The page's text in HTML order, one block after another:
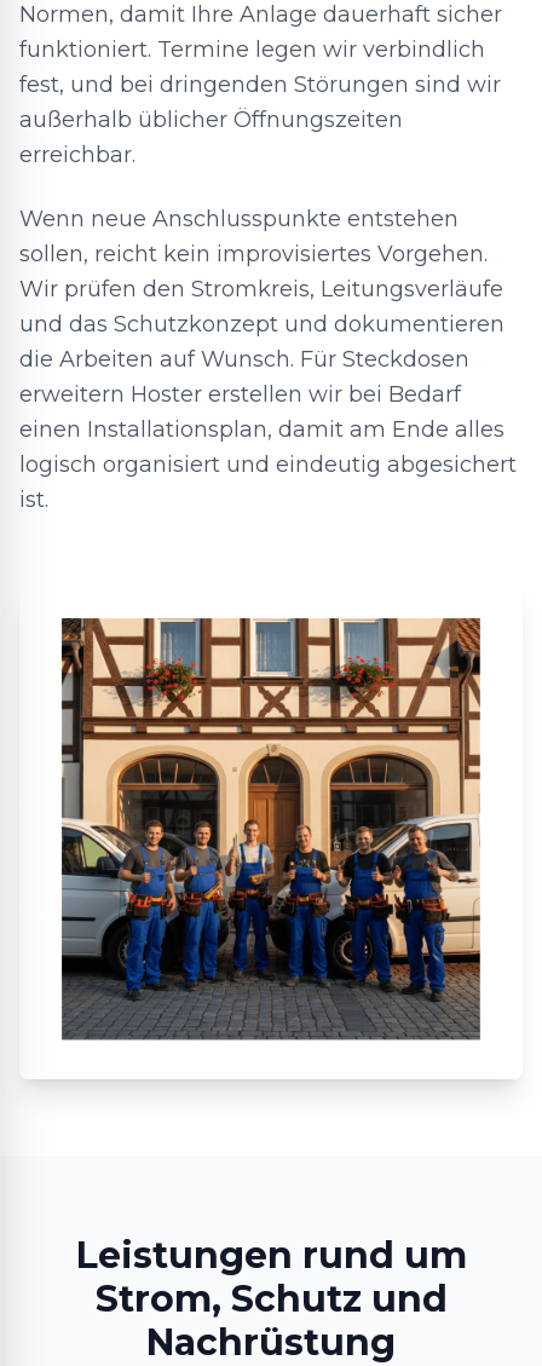
Normen, damit Ihre Anlage dauerhaft sicher
funktioniert. Termine legen wir verbindlich
fest, und bei dringenden Störungen sind wir
außerhalb üblicher Öffnungszeiten
erreichbar.
Wenn neue Anschlusspunkte entstehen
sollen, reicht kein improvisiertes Vorgehen.
Wir prüfen den Stromkreis, Leitungsverläufe
und das Schutzkonzept und dokumentieren
die Arbeiten auf Wunsch. Für Steckdosen
erweitern Hoster erstellen wir bei Bedarf
einen Installationsplan, damit am Ende alles
logisch organisiert und eindeutig abgesichert
ist.
Leistungen rund um
Strom, Schutz und
Nachrüstung